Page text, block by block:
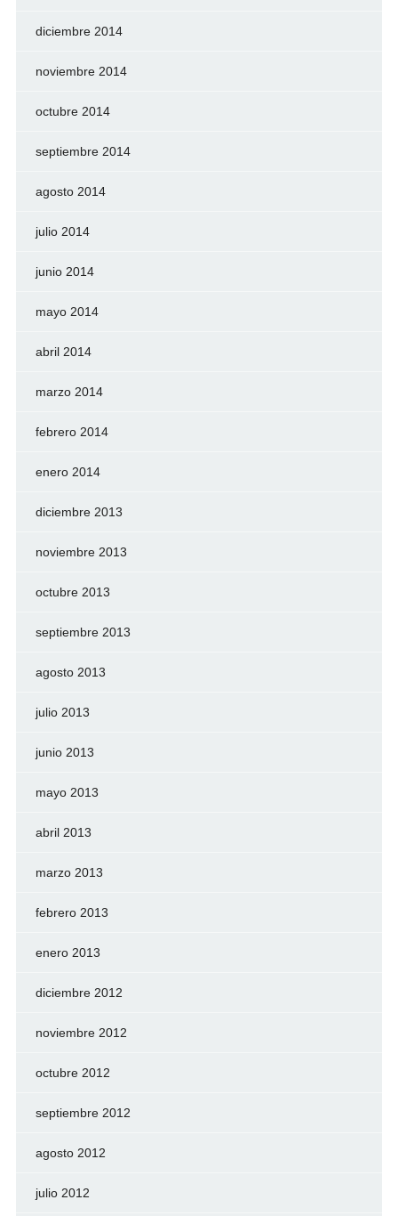
diciembre 2014
noviembre 2014
octubre 2014
septiembre 2014
agosto 2014
julio 2014
junio 2014
mayo 2014
abril 2014
marzo 2014
febrero 2014
enero 2014
diciembre 2013
noviembre 2013
octubre 2013
septiembre 2013
agosto 2013
julio 2013
junio 2013
mayo 2013
abril 2013
marzo 2013
febrero 2013
enero 2013
diciembre 2012
noviembre 2012
octubre 2012
septiembre 2012
agosto 2012
julio 2012